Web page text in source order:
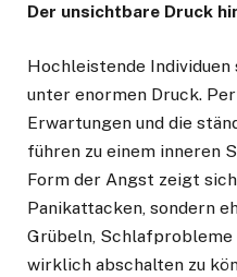
Der unsichtbare Druck
Hochleistende
unter enormen Druck.
Erwartungen und die
führen zu einem inneren
Form der Angst zeigt
Panikattacken, sondern
Grübeln, Schlafprobleme
wirklich abschalten zu